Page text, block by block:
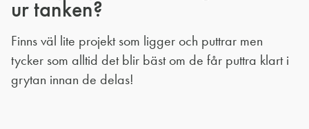
ur tanken?
Finns väl lite projekt som ligger och puttrar men
tycker som alltid det blir bäst om de får puttra klart i
grytan innan de delas!